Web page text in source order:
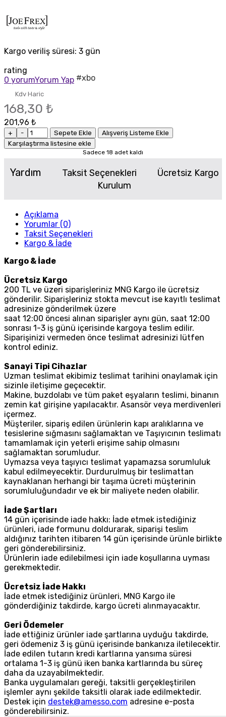
Kargo veriliş süresi: 3 gün
rating
0 yorumYorum Yap #xbo
Kdv Haric
168,30 ₺
201,96 ₺
+ - Sepete Ekle
Alışveriş Listeme Ekle
Karşılaştırma listesine ekle
Sadece 18 adet kaldı
Yardım Taksit Seçenekleri
Ücretsiz Kargo
Kurulum
Açıklama
Yorumlar (0)
Taksit Seçenekleri
Kargo & İade
Kargo & İade
Ücretsiz Kargo
200 TL ve üzeri siparişleriniz MNG Kargo ile ücretsiz
gönderilir. Siparişleriniz stokta mevcut ise kayıtlı teslimat
adresinize gönderilmek üzere
saat 12:00 öncesi alınan siparişler aynı gün, saat 12:00
sonrası 1-3 iş günü içerisinde kargoya teslim edilir.
Siparişinizi vermeden önce teslimat adresinizi lütfen
kontrol ediniz.
Sanayi Tipi Cihazlar
Uzman teslimat ekibimiz teslimat tarihini onaylamak için
sizinle iletişime geçecektir.
Makine, buzdolabı ve tüm paket eşyaların teslimi, binanın
zemin kat girişine yapılacaktır. Asansör veya merdivenleri
içermez.
Müşteriler, sipariş edilen ürünlerin kapı aralıklarına ve
tesislerine sığmasını sağlamaktan ve Taşıyıcının teslimatı
tamamlamak için yeterli erişime sahip olmasını
sağlamaktan sorumludur.
Uymazsa veya taşıyıcı teslimat yapamazsa sorumluluk
kabul edilmeyecektir. Durdurulmuş bir teslimattan
kaynaklanan herhangi bir taşıma ücreti müşterinin
sorumluluğundadır ve ek bir maliyete neden olabilir.
İade Şartları
14 gün içerisinde iade hakkı: İade etmek istediğiniz
ürünleri, iade formunu doldurarak, siparişi teslim
aldığınız tarihten itibaren 14 gün içerisinde ürünle birlikte
geri gönderebilirsiniz.
Ürünlerin iade edilebilmesi için iade koşullarına uyması
gerekmektedir.
Ücretsiz İade Hakkı
İade etmek istediğiniz ürünleri, MNG Kargo ile
gönderdiğiniz takdirde, kargo ücreti alınmayacaktır.
Geri Ödemeler
İade ettiğiniz ürünler iade şartlarına uyduğu takdirde,
geri ödemeniz 3 iş günü içerisinde bankanıza iletilecektir.
İade edilen tutarın kredi kartlarına yansıma süresi
ortalama 1-3 iş günü iken banka kartlarında bu süreç
daha da uzayabilmektedir.
Banka uygulamaları gereği, taksitli gerçekleştirilen
işlemler aynı şekilde taksitli olarak iade edilmektedir.
Destek için destek@amesso.com adresine e-posta
gönderebilirsiniz.